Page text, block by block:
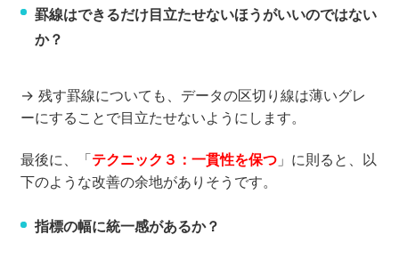
罫線はできるだけ目立たせないほうがいいのではない
か？
→ 残す罫線についても、データの区切り線は薄いグレ
ーにすることで目立たせないようにします。
最後に、「テクニック３：一貫性を保つ」に則ると、以
下のような改善の余地がありそうです。
指標の幅に統一感があるか？